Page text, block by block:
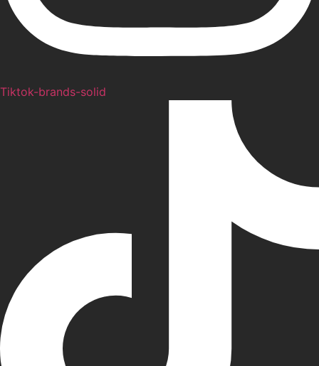
Tiktok-brands-solid